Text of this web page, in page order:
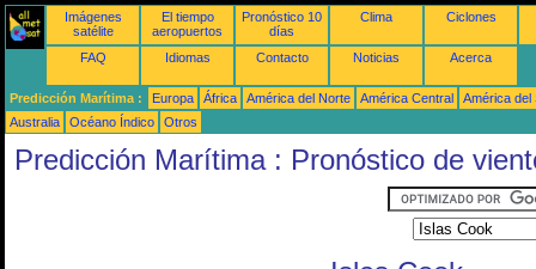
Imágenes
satélite
El tiempo
aeropuertos
Pronóstico 10
días
Clima Ciclones
FAQ Idiomas Contacto Noticias Acerca
Predicción Marítima : Europa África América del Norte América Central
América del
Australia
Océano Índico Otros
Predicción Marítima : Pronóstico de